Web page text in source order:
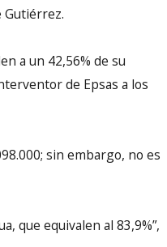
Gutiérrez.
a un 42,56% de su
de Epsas a los
sin embargo, no es
que equivalen al 83,9%”,